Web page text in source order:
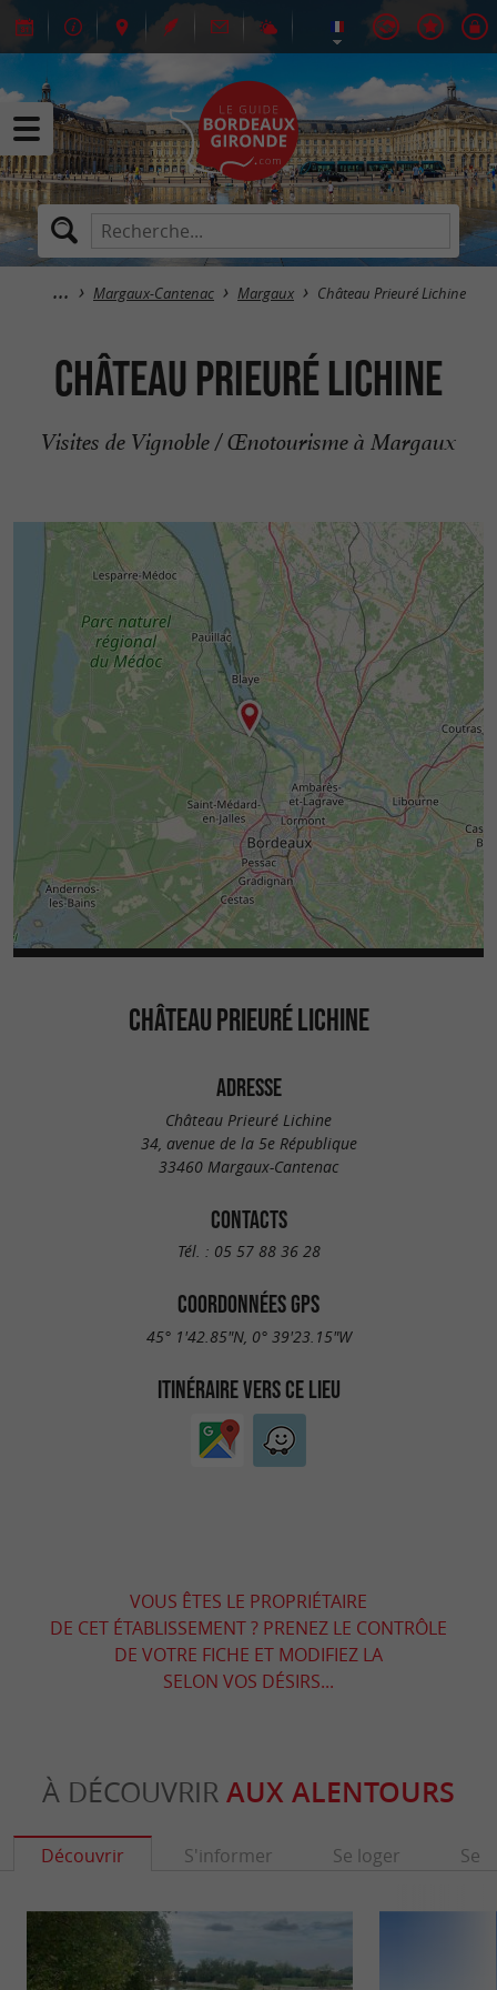
Margaux-Cantenac Margaux Château Prieuré Lichine
Château Prieuré Lichine
Visites de Vignoble / Œnotourisme à Margaux
CHÂTEAU PRIEURÉ LICHINE
ADRESSE
Château Prieuré Lichine
34, avenue de la 5e République
33460 Margaux-Cantenac
CONTACTS
Tél. : 05 57 88 36 28
COORDONNÉES GPS
45° 1'42.85"N, 0° 39'23.15"W
ITINÉRAIRE VERS CE LIEU
VOUS ÊTES LE PROPRIÉTAIRE
DE CET ÉTABLISSEMENT ? PRENEZ LE CONTRÔLE
DE VOTRE FICHE ET MODIFIEZ LA
SELON VOS DÉSIRS...
À DÉCOUVRIR AUX ALENTOURS
Découvrir S'informer Se loger Se